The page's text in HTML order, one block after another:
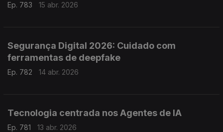
Ep. 783 15 abr. 2026
Segurança Digital 2026: Cuidado com
ferramentas de deepfake
Ep. 782 14 abr. 2026
Tecnologia centrada nos Agentes de IA
Ep. 781 13 abr. 2026